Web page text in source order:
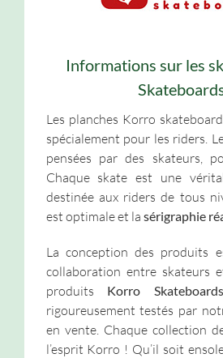
Informations sur les
Les planches Korro
spécialement pour les riders.
pensées par des skateurs,
Chaque skate est une
destinée aux riders de tous
est optimale et la sérigraphie
La conception des produits
collaboration entre skateurs
produits Korro Skateboards
rigoureusement testés par
en vente. Chaque collection
l’esprit Korro ! Qu’il soit